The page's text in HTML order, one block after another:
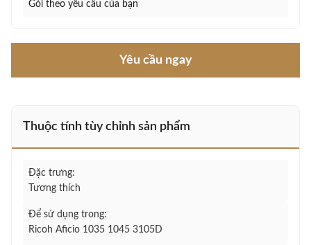
Gói theo yêu cầu của bạn
Yêu cầu ngay
Thuộc tính tùy chỉnh sản phẩm
Đặc trưng:
Tương thích
Để sử dụng trong:
Ricoh Aficio 1035 1045 3105D